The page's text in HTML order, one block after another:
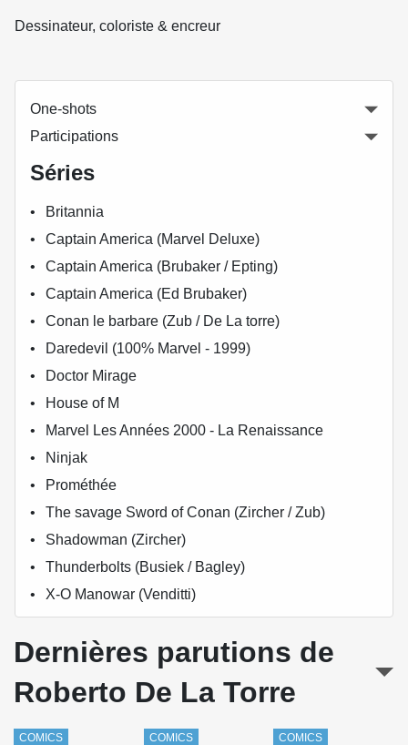
Dessinateur, coloriste & encreur
One-shots
Participations
Séries
Britannia
Captain America (Marvel Deluxe)
Captain America (Brubaker / Epting)
Captain America (Ed Brubaker)
Conan le barbare (Zub / De La torre)
Daredevil (100% Marvel - 1999)
Doctor Mirage
House of M
Marvel Les Années 2000 - La Renaissance
Ninjak
Prométhée
The savage Sword of Conan (Zircher / Zub)
Shadowman (Zircher)
Thunderbolts (Busiek / Bagley)
X-O Manowar (Venditti)
Dernières parutions de
Roberto De La Torre
COMICS COMICS COMICS